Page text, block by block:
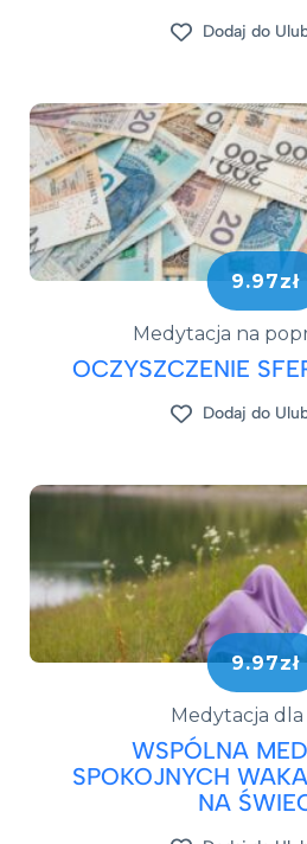
Dodaj do
9.97zł
Medytacja na
OCZYSZCZENIE
Dodaj do
9.97zł
Medytacja dla
WSPÓLNA
SPOKOJNYCH
NA
BIOACTIVE B3
zakupiony przez